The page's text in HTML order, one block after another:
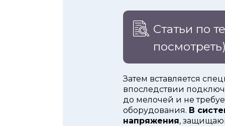
Статьи по
Затем вставляется
впоследствии
до мелочей и не
оборудования. В
напряжения,